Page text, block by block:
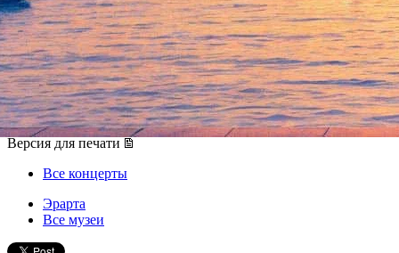
Цыганский джаз прозвучит в
"Эрарте" в исполнении трио
Accordi Disaccordi
12 ноября 2015, четверг,20.00
Версия для печати
Все концерты
Эрарта
Все музеи